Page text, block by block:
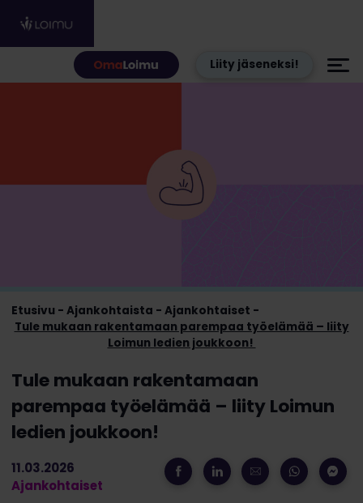
Liity jäseneksi!
Etusivu Ajankohtaista
Ajankohtaiset
Tule mukaan rakentamaan parempaa työelämää – liity
Loimun ledien joukkoon!
Tule mukaan rakentamaan
parempaa työelämää – liity Loimun
ledien joukkoon!
11.03.2026
Ajankohtaiset